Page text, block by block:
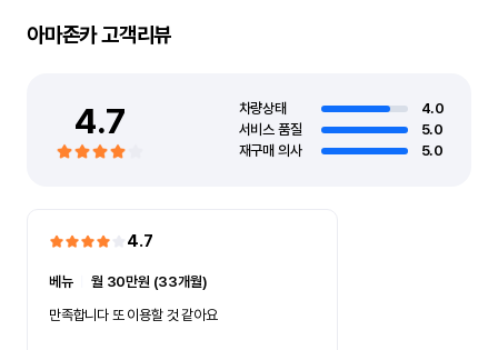
아마존카고객리뷰
4.7 차량상태
4.0
서비스 품질
5.0
재구매 의사
5.0
4.7
베뉴ㅣ월 30만원 (33개월)
만족합니다 또 이용할 것 같아요